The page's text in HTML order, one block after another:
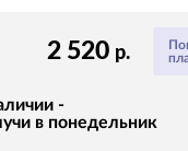
2 520 р.
-
в понедельник